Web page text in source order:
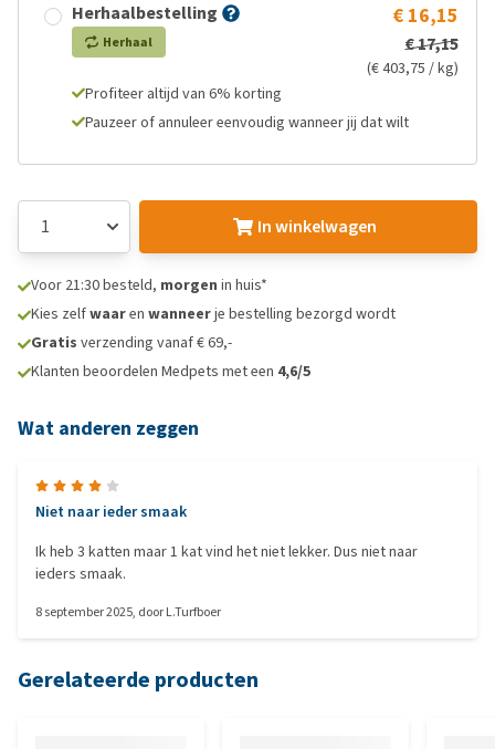
Herhaalbestelling
Herhaal
€ 16,15
€ 17,15
(€ 403,75 / kg)
Profiteer altijd van 6% korting
Pauzeer of annuleer eenvoudig wanneer jij dat wilt
In winkelwagen
Voor 21:30 besteld, morgen in huis*
Kies zelfwaaren wanneerje bestelling bezorgd wordt
Gratis verzending vanaf € 69,-
Klanten beoordelen Medpets met een 4,6/5
Wat anderen zeggen
Niet naar ieder smaak
Ik heb 3 katten maar 1 kat vind het niet lekker. Dus niet naar
ieders smaak.
8 september 2025, doorL.Turfboer
Gerelateerde producten